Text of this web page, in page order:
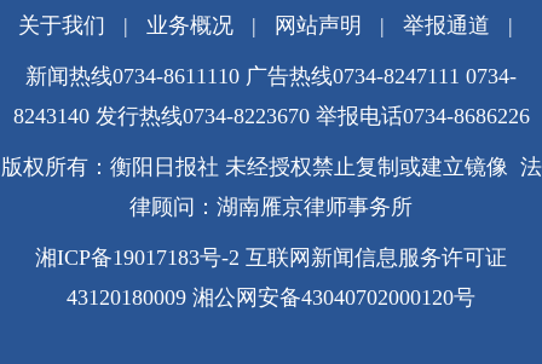
关于我们 | 业务概况| 网站声明 | 举报通道 |
新闻热线0734-8611110 广告热线0734-8247111 0734-
8243140 发行热线0734-8223670 举报电话0734-8686226
版权所有：衡阳日报社 未经授权禁止复制或建立镜像 法
律顾问：湖南雁京律师事务所
湘ICP备19017183号-2 互联网新闻信息服务许可证
43120180009 湘公网安备43040702000120号